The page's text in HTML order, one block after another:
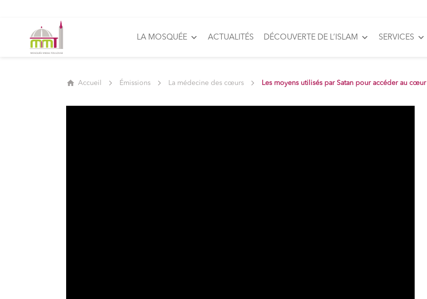
LA MOSQUÉE ACTUALITÉS DÉCOUVERTE DE L’ISLAM SERVICES
Accueil Émissions La médecine des cœurs Les moyens utilisés par Satan pour accéder au cœur